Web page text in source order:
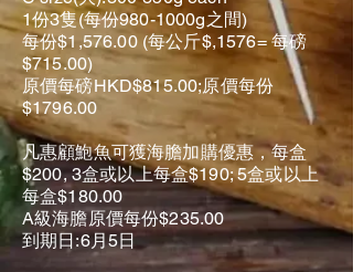
1份3隻(每份980-1000g之間)
每份$1,576.00 (每公斤$,1576= 每磅
$715.00)
原價每磅HKD$815.00;原價每份
$1796.00
凡惠顧鮑魚可獲海膽加購優惠，每盒
$200, 3盒或以上每盒$190; 5盒或以上
每盒$180.00
A級海膽原價每份$235.00
到期日:6月5日